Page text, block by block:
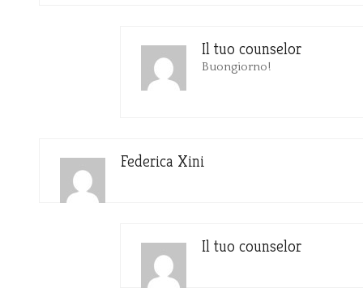
Il tuo counselor
Buongiorno!
Federica Xini
Il tuo counselor